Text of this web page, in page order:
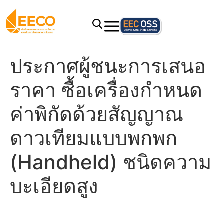
ประกาศผู้ชนะการเสนอ
ราคา ซื้อเครื่องกำหนด
ค่าพิกัดด้วยสัญญาณ
ดาวเทียมแบบพกพก
(Handheld) ชนิดความ
บะเอียดสูง